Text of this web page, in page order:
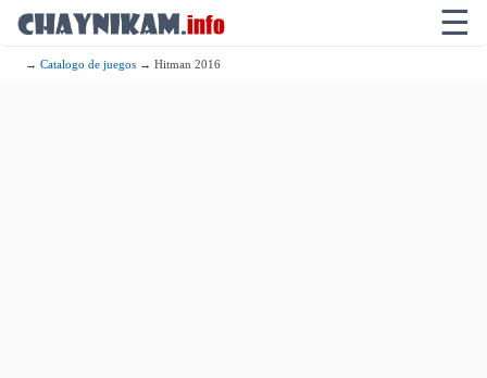
☰
→Catalogo de juegos → Hitman 2016